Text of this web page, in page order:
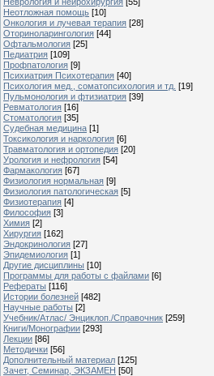
Неотложная помощь [10]
Онкология и лучевая терапия [28]
Оториноларингология [44]
Офтальмология [25]
Педиатрия [109]
Профпатология [9]
Психиатрия Психотерапия [40]
Психология мед., соматопсихология и тд. [19]
Пульмонология и фтизиатрия [39]
Ревматология [16]
Стоматология [35]
Судебная медицина [1]
Токсикология и наркология [6]
Травматология и ортопедия [20]
Урология и нефрология [54]
Фармакология [67]
Физиология нормальная [9]
Физиология патологическая [5]
Физиотерапия [4]
Философия [3]
Химия [2]
Хирургия [162]
Эндокринология [27]
Эпидемиология [1]
Другие дисциплины [10]
Программы для работы с файлами [6]
Рефераты [116]
Истории болезней [482]
Научные работы [2]
Учебник/Атлас/ Энциклоп./Справочник [259]
Книги/Монографии [293]
Лекции [86]
Методички [56]
Дополнительный материал [125]
Зачет, Семинар, ЭКЗАМЕН [50]